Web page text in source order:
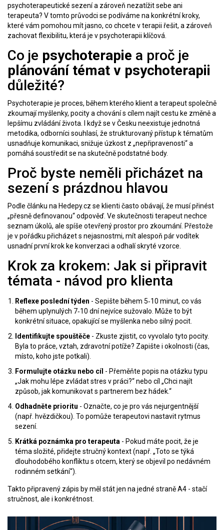
psychoterapeutické sezení a zároveň nezatížit sebe ani
terapeuta? V tomto průvodci se podíváme na konkrétní kroky,
které vám pomohou mít jasno, co chcete v terapii řešit, a zároveň
zachovat flexibilitu, která je v psychoterapii klíčová.
Co je psychoterapie a proč je
plánování témat v psychoterapii
důležité?
Psychoterapie je proces, během kterého klient a terapeut společně
zkoumají myšlenky, pocity a chování s cílem najít cestu ke změně a
lepšímu zvládání života. I když se v Česku neexistuje jednotná
metodika, odborníci souhlasí, že strukturovaný přístup k tématům
usnadňuje komunikaci, snižuje úzkost z „nepřipravenosti“ a
pomáhá soustředit se na skutečně podstatné body.
Proč byste neměli přicházet na
sezení s prázdnou hlavou
Podle článku na Hedepy.cz se klienti často obávají, že musí přinést
„přesně definovanou“ odpověď. Ve skutečnosti terapeut nechce
seznam úkolů, ale spíše otevřený prostor pro zkoumání. Přestože
je v pořádku přicházet s nejasnostmi, mít alespoň pár vodítek
usnadní první krok ke konverzaci a odhalí skryté vzorce.
Krok za krokem: Jak si připravit
témata - návod pro klienta
Reflexe poslední týden - Sepište během 5‑10 minut, co vás
během uplynulých 7‑10 dní nejvíce sužovalo. Může to být
konkrétní situace, opakující se myšlenka nebo silný pocit.
Identifikujte spouštěče - Zkuste zjistit, co vyvolalo tyto pocity.
Byla to práce, vztah, zdravotní potíže? Zapište i okolnosti (čas,
místo, koho jste potkali).
Formulujte otázku nebo cíl - Přeměňte popis na otázku typu
„Jak mohu lépe zvládat stres v práci?“ nebo cíl „Chci najít
způsob, jak komunikovat s partnerem bez hádek.“
Odhadněte prioritu - Označte, co je pro vás nejurgentnější
(např. hvězdičkou). To pomůže terapeutovi nastavit rytmus
sezení.
Krátká poznámka pro terapeuta - Pokud máte pocit, že je
téma složité, přidejte stručný kontext (např. „Toto se týká
dlouhodobého konfliktu s otcem, který se objevil po nedávném
rodinném setkání“).
Takto připravený zápis by měl stát jen na jedné straně A4 - stačí
stručnost, ale i konkrétnost.